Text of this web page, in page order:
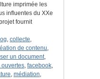
imprimée les
influentes du XXe
fournit
, collecte,
de contenu,
un document,
, facebook,
, médiation,